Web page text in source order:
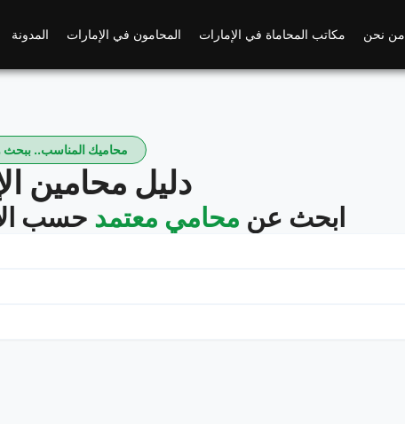
من نحن مكاتب المحاماة في الإمارات المحامون في الإمارات المدونة
محاميك المناسب.. ببحث
دليل محامين
ابحث عن محامي معتمد حسب